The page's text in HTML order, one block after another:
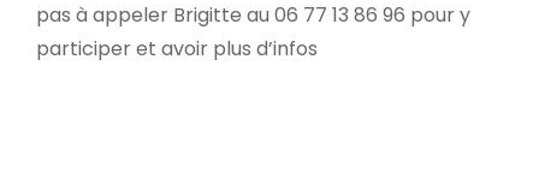
pas à appeler Brigitte au 06 77 13 86 96 pour y
participer et avoir plus d’infos